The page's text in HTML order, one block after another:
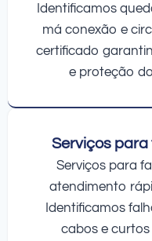
Identificamos
má conexão e
certificado
e proteção
Serviços para
Serviços para
atendimento
Identificamos
cabos e curtos